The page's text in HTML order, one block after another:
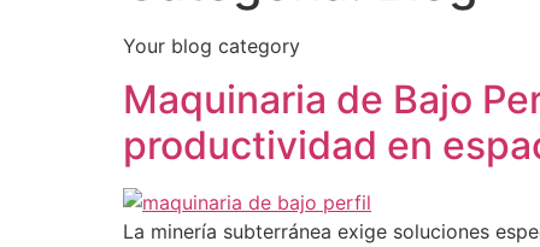
Your blog category
Maquinaria de Bajo
productividad en
La minería subterránea exige soluciones